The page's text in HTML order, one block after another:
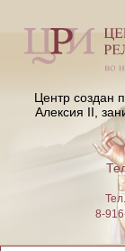
Центр создан
Алексия II,
8-